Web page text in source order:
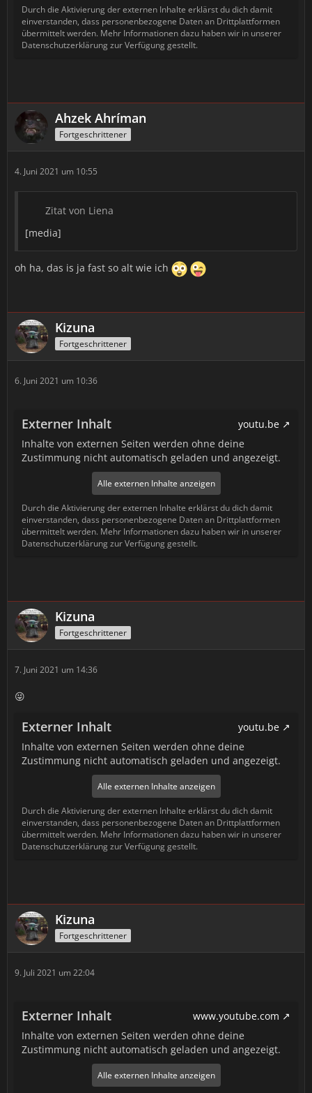
Durch die Aktivierung der externen Inhalte erklärst du dich damit
einverstanden, dass personenbezogene Daten an Drittplattformen
übermittelt werden. Mehr Informationen dazu haben wir in unserer
Datenschutzerklärung zur Verfügung gestellt.
Ahzek Ahríman
Fortgeschrittener
4. Juni 2021 um 10:55
Zitat von Liena
[media]
oh ha, das is ja fast so alt wie ich
Kizuna
Fortgeschrittener
6. Juni 2021 um 10:36
Externer Inhalt
youtu.be
Inhalte von externen Seiten werden ohne deine
Zustimmung nicht automatisch geladen und angezeigt.
Alle externen Inhalte anzeigen
Durch die Aktivierung der externen Inhalte erklärst du dich damit
einverstanden, dass personenbezogene Daten an Drittplattformen
übermittelt werden. Mehr Informationen dazu haben wir in unserer
Datenschutzerklärung zur Verfügung gestellt.
Kizuna
Fortgeschrittener
7. Juni 2021 um 14:36
😜
Externer Inhalt
youtu.be
Inhalte von externen Seiten werden ohne deine
Zustimmung nicht automatisch geladen und angezeigt.
Alle externen Inhalte anzeigen
Durch die Aktivierung der externen Inhalte erklärst du dich damit
einverstanden, dass personenbezogene Daten an Drittplattformen
übermittelt werden. Mehr Informationen dazu haben wir in unserer
Datenschutzerklärung zur Verfügung gestellt.
Kizuna
Fortgeschrittener
9. Juli 2021 um 22:04
Externer Inhalt
www.youtube.com
Inhalte von externen Seiten werden ohne deine
Zustimmung nicht automatisch geladen und angezeigt.
Alle externen Inhalte anzeigen